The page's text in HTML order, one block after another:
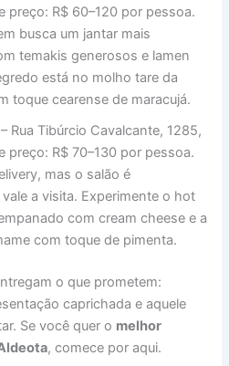
preço: R$ 60–120 por pessoa.
busca um jantar mais
temakis generosos e lamen
está no molho tare da
toque cearense de maracujá.
– Rua Tibúrcio Cavalcante, 1285,
preço: R$ 70–130 por pessoa.
mas o salão é
a visita. Experimente o hot
com cream cheese e a
com toque de pimenta.
o que prometem:
caprichada e aquele
Se você quer o melhor
, comece por aqui.